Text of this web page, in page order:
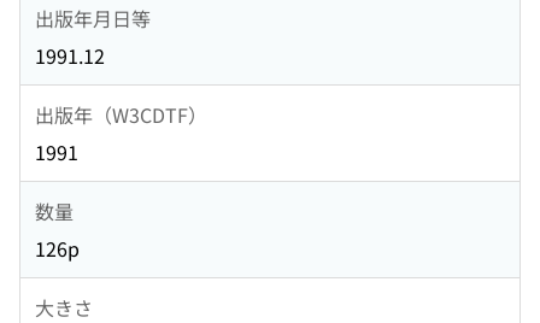
出版年月日等
1991.12
出版年（W3CDTF）
1991
数量
126p
大きさ